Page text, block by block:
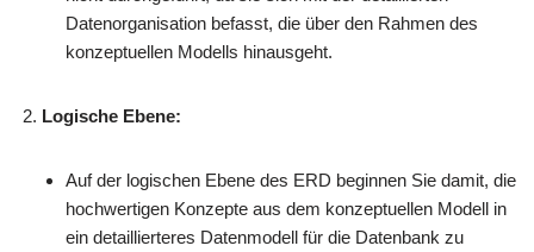
Datenorganisation befasst, die über den Rahmen des
konzeptuellen Modells hinausgeht.
Logische Ebene:
Auf der logischen Ebene des ERD beginnen Sie damit, die
hochwertigen Konzepte aus dem konzeptuellen Modell in
ein detaillierteres Datenmodell für die Datenbank zu